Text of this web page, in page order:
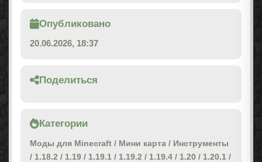
Опубликовано
20.06.2026, 18:37
Поделиться
Категории
Моды для Minecraft / Мини карта / Инструменты
/ 1.18.2 / 1.19 / 1.19.1 / 1.19.2 / 1.19.4 / 1.20 / 1.20.1 /